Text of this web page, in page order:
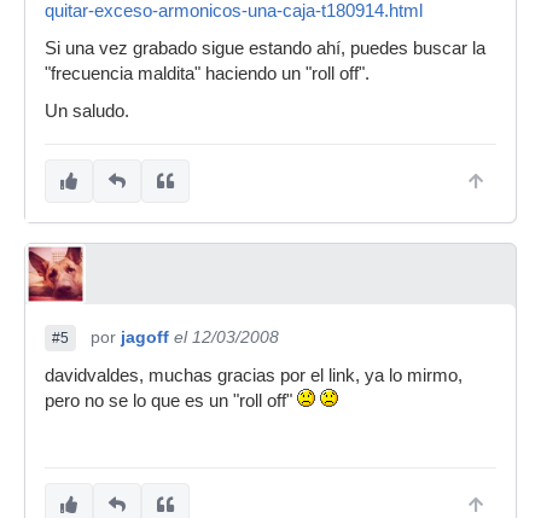
quitar-exceso-armonicos-una-caja-t180914.html
Si una vez grabado sigue estando ahí, puedes buscar la
"frecuencia maldita" haciendo un "roll off".
Un saludo.
#5 por jagoff el 12/03/2008
davidvaldes, muchas gracias por el link, ya lo mirmo,
pero no se lo que es un "roll off"